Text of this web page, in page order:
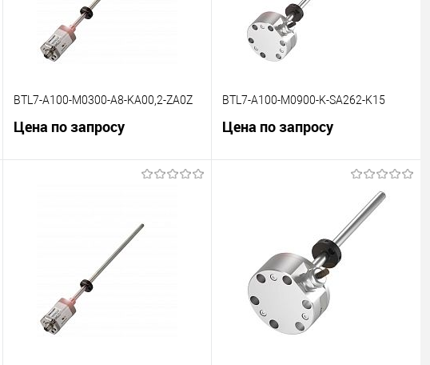
BTL7-A100-M0300-A8-KA00,2-ZA0Z
Цена по запросу
В корзину
BTL7-A100-M0900-K-SA262-K15
Цена по запросу
В корзину
В избранное